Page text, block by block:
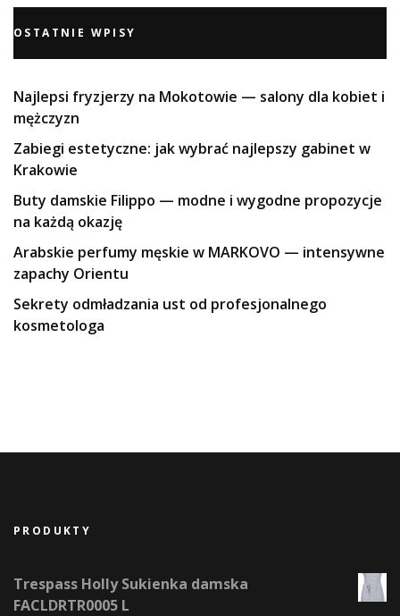
OSTATNIE WPISY
Najlepsi fryzjerzy na Mokotowie — salony dla kobiet i
mężczyzn
Zabiegi estetyczne: jak wybrać najlepszy gabinet w
Krakowie
Buty damskie Filippo — modne i wygodne propozycje
na każdą okazję
Arabskie perfumy męskie w MARKOVO — intensywne
zapachy Orientu
Sekrety odmładzania ust od profesjonalnego
kosmetologa
PRODUKTY
Trespass Holly Sukienka damska
FACLDRTR0005 L